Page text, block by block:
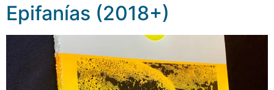
Epifanías (2018+)